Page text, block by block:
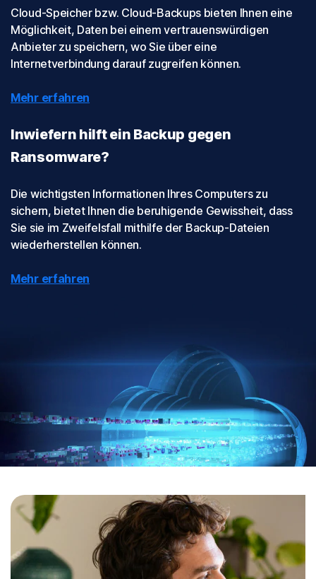
Cloud-Speicher bzw. Cloud-Backups bieten Ihnen eine
Möglichkeit, Daten bei einem vertrauenswürdigen
Anbieter zu speichern, wo Sie über eine
Internetverbindung darauf zugreifen können.
Mehr erfahren
Inwiefern hilft ein Backup gegen
Ransomware?
Die wichtigsten Informationen Ihres Computers zu
sichern, bietet Ihnen die beruhigende Gewissheit, dass
Sie sie im Zweifelsfall mithilfe der Backup-Dateien
wiederherstellen können.
Mehr erfahren